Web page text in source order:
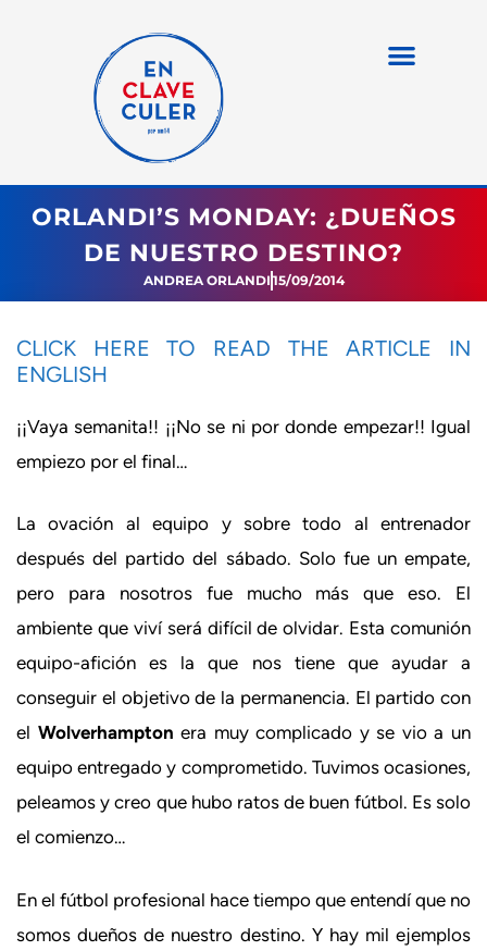
ORLANDI’S MONDAY: ¿DUEÑOS
DE NUESTRO DESTINO?
ANDREA ORLANDI 15/09/2014
CLICK HERE TO READ THE ARTICLE IN
ENGLISH
¡¡Vaya semanita!! ¡¡No se ni por donde empezar!! Igual
empiezo por el final…
La ovación al equipo y sobre todo al entrenador
después del partido del sábado. Solo fue un empate,
pero para nosotros fue mucho más que eso. El
ambiente que viví será difícil de olvidar. Esta comunión
equipo-afición es la que nos tiene que ayudar a
conseguir el objetivo de la permanencia. El partido con
el Wolverhampton era muy complicado y se vio a un
equipo entregado y comprometido. Tuvimos ocasiones,
peleamos y creo que hubo ratos de buen fútbol. Es solo
el comienzo…
En el fútbol profesional hace tiempo que entendí que no
somos dueños de nuestro destino. Y hay mil ejemplos